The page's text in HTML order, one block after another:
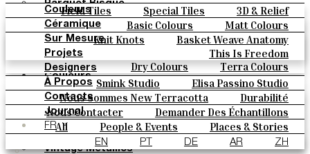
Field Tiles Special Tiles
3D & Relief
Hand Painted
Bold Pattern
Parquet Bisque
Natural Cotto
Elisa Passino
Smink
Paulo Vale
Couleurs
Basic Colours
Matt Colours
Oxide Explosions
Special Firing
Vintage Metallics
Gold & Platinum
Blends
Dry Colours
Terra Colours
Céramique
Knit Knots
Basket Weave Anatomy
This Is Freedom
Sur Mesure
Projets
Designers
Smink Studio
Elisa Passino Studio
Paulo Vale
À Propos
Nous Sommes New Terracotta
Durabilité
Le Studio
Contacts
Nous Contacter
Demander Des Échantillons
Comment Acheter
Catalogues Et Spécifications Techniques
FAQ
Journal
All People & Events
Places & Stories
Materials & Sustainability
Inspiration & Culture
FR
EN PT DE AR ZH
Parquet Bisque
Natural Cotto
Elisa Passino
Smink
Paulo Vale
Couleurs
Basic Colours
Matt Colours
Oxide Explosions
Special Firing
Vintage Metallics